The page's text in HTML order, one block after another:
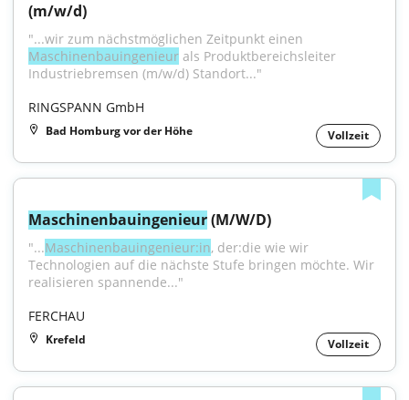
(m/w/d)
Maschinenbauingenieur als Produktbereichsleiter
Industriebremsen (m/w/d) Standort..."
RINGSPANN GmbH
Bad Homburg vor der Höhe Vollzeit
Maschinenbauingenieur (M/W/D)
"...Maschinenbauingenieur:in, der:die wie wir
Technologien auf die nächste Stufe bringen möchte. Wir
realisieren spannende..."
FERCHAU
Krefeld Vollzeit